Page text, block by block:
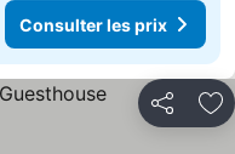
Consulter les prix
Partager